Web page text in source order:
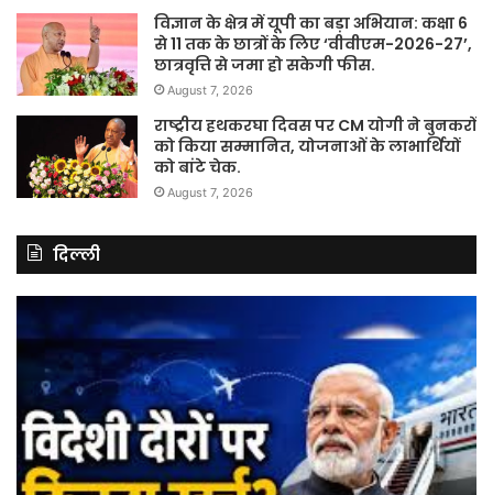
विज्ञान के क्षेत्र में यूपी का बड़ा अभियान: कक्षा 6
से 11 तक के छात्रों के लिए ‘वीवीएम-2026-27’,
छात्रवृत्ति से जमा हो सकेगी फीस.
August 7, 2026
राष्ट्रीय हथकरघा दिवस पर CM योगी ने बुनकरों
को किया सम्मानित, योजनाओं के लाभार्थियों
को बांटे चेक.
August 7, 2026
दिल्ली